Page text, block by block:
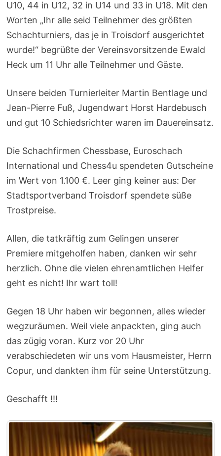
U10, 44 in U12, 32 in U14 und 33 in U18. Mit den
Worten „Ihr alle seid Teilnehmer des größten
Schachturniers, das je in Troisdorf ausgerichtet
wurde!“ begrüßte der Vereinsvorsitzende Ewald
Heck um 11 Uhr alle Teilnehmer und Gäste.
Unsere beiden Turnierleiter Martin Bentlage und
Jean-Pierre Fuß, Jugendwart Horst Hardebusch
und gut 10 Schiedsrichter waren im Dauereinsatz.
Die Schachfirmen Chessbase, Euroschach
International und Chess4u spendeten Gutscheine
im Wert von 1.100 €. Leer ging keiner aus: Der
Stadtsportverband Troisdorf spendete süße
Trostpreise.
Allen, die tatkräftig zum Gelingen unserer
Premiere mitgeholfen haben, danken wir sehr
herzlich. Ohne die vielen ehrenamtlichen Helfer
geht es nicht! Ihr wart toll!
Gegen 18 Uhr haben wir begonnen, alles wieder
wegzuräumen. Weil viele anpackten, ging auch
das zügig voran. Kurz vor 20 Uhr
verabschiedeten wir uns vom Hausmeister, Herrn
Copur, und dankten ihm für seine Unterstützung.
Geschafft !!!